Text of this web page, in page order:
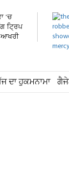
'ਚ
ਟ੍ਰਿਪ
ਦਾ ਹੁਕਮਨਾਮਾ